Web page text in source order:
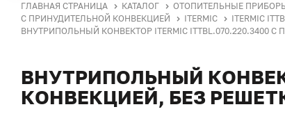
ГЛАВНАЯ СТРАНИЦА КАТАЛОГ ОТОПИТЕЛЬНЫЕ
С ПРИНУДИТЕЛЬНОЙ КОНВЕКЦИЕЙ
ITERMIC ITERMIC
ВНУТРИПОЛЬНЫЙ КОНВЕКТОР ITERMIC ITTBL.070.220.3400
ВНУТРИПОЛЬНЫЙ
КОНВЕКЦИЕЙ, БЕЗ